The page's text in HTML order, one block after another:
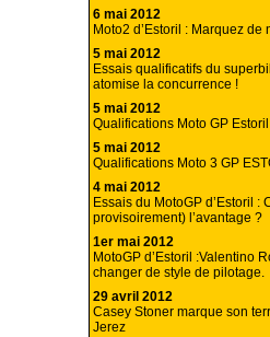
6 mai 2012
Moto2 d’Estoril : Marquez de
5 mai 2012
Essais qualificatifs du
atomise la concurrence !
5 mai 2012
Qualifications Moto GP
5 mai 2012
Qualifications Moto 3 GP
4 mai 2012
Essais du MotoGP d’Estoril :
provisoirement) l’avantage ?
1er mai 2012
MotoGP d’Estoril :Valentino
changer de style de pilotage.
29 avril 2012
Casey Stoner marque son
Jerez